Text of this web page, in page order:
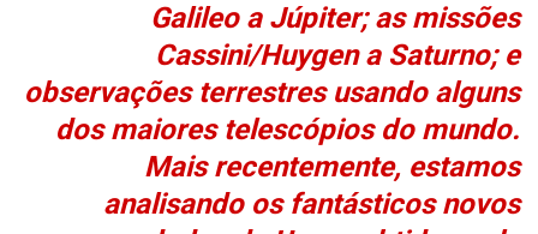
Galileo a Júpiter; as missões
Cassini/Huygen a Saturno; e
observações terrestres usando alguns
dos maiores telescópios do mundo.
Mais recentemente, estamos
analisando os fantásticos novos